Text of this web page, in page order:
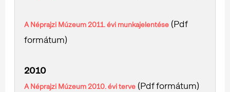
A Néprajzi Múzeum 2011. évi munkajelentése (Pdf
formátum)
2010
A Néprajzi Múzeum 2010. évi terve (Pdf formátum)